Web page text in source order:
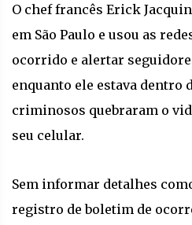
O chef francês Erick
em São Paulo e usou as
ocorrido e alertar
enquanto ele estava dentro
criminosos quebraram o
seu celular.
Sem informar detalhes
registro de boletim de